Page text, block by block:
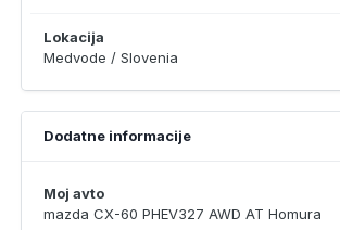
Lokacija
Medvode / Slovenia
Dodatne informacije
Moj avto
mazda CX-60 PHEV327 AWD AT Homura